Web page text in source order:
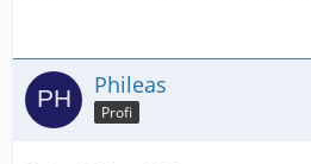
Phileas
Profi